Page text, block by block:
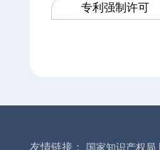
专利强制许可
友情链接： 国家知识产权局